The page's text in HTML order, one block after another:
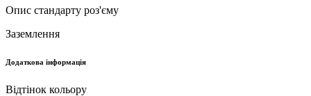
Опис стандарту роз'єму
Заземлення
Додаткова інформація
Відтінок кольору